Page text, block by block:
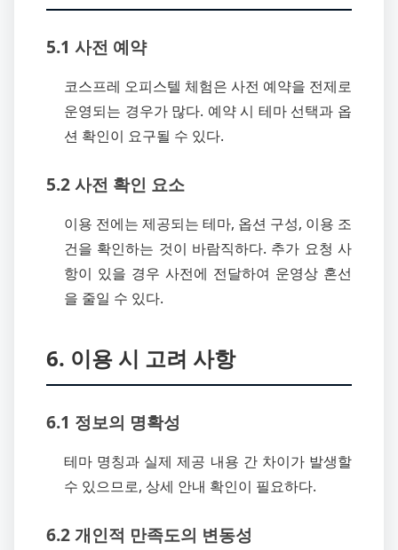
5.1 사전 예약
코스프레 오피스텔 체험은 사전 예약을 전제로
운영되는 경우가 많다. 예약 시 테마 선택과 옵
션 확인이 요구될 수 있다.
5.2 사전 확인 요소
이용 전에는 제공되는 테마, 옵션 구성, 이용 조
건을 확인하는 것이 바람직하다. 추가 요청 사
항이 있을 경우 사전에 전달하여 운영상 혼선
을 줄일 수 있다.
6. 이용 시 고려 사항
6.1 정보의 명확성
테마 명칭과 실제 제공 내용 간 차이가 발생할
수 있으므로, 상세 안내 확인이 필요하다.
6.2 개인적 만족도의 변동성